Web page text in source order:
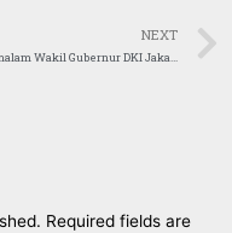
NEXT
Ngopi malam Wakil Gubernur DKI Jakarta bersama OIC Youth Indonesia, Rumah Dinas Wagub, senin 8 Februari 2020
Required fields are